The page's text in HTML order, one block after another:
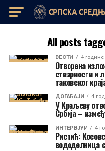
All posts
ВЕСТИ 4 године
Отворена
стварности и
таковског
ДОГАЂАЈИ 4
У Краљеву
Србија –
ИНТЕРВЈУИ 4
Ристић:
вододелница